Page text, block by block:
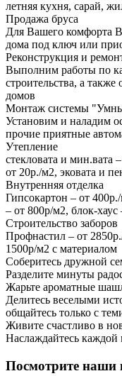
летняя кухня, сарай,
Продажа бруса
Для Вашего комфорта
дома под ключ или
Реконструкция и
Выполним работы по
строительства, а
домов
Монтаж системы
Установим и наладим
прочие приятные
Утепление
стекловата и мин.вата
от 20р./м2, эковата и
Внутренняя отделка
Гипсокартон – от
– от 800р/м2, блок-
Строительство заборов
Профнастил – от
1500р/м2 с материалом
Соберитесь дружной
Разделите минуты
Жарьте ароматные
Делитесь веселыми
общайтесь только с
Живите счастливо в
Наслаждайтесь каждой
Посмотрите наши